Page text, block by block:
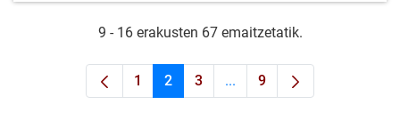
9 - 16 erakusten 67 emaitzetatik.
Orrialdea
1 Orrialdea
2 Orrialdea
3 ...Intermediate Pages Use
Orrialdea
9